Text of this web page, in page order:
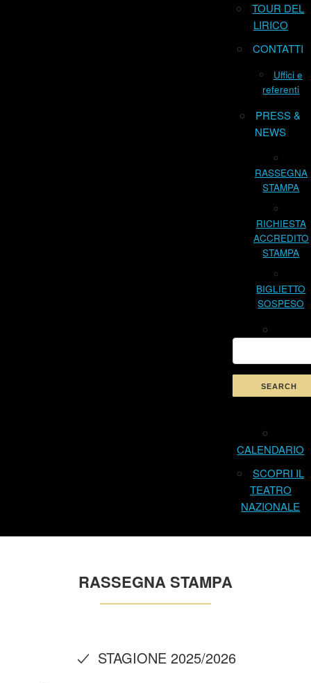
TOUR DEL
LIRICO
CONTATTI
Uffici e
referenti
PRESS &
NEWS
RASSEGNA
STAMPA
RICHIESTA
ACCREDITO
STAMPA
BIGLIETTO
SOSPESO
CALENDARIO
SCOPRI IL
TEATRO
NAZIONALE
RASSEGNA STAMPA
STAGIONE 2025/2026